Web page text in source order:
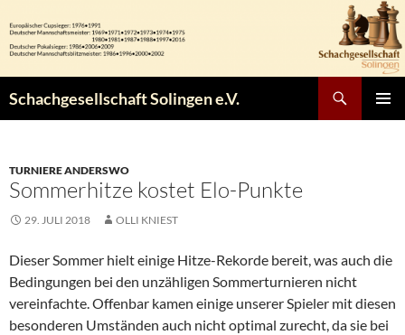
Inhalt
springen
Schachgesellschaft Solingen e.V.
TURNIERE ANDERSWO
Sommerhitze kostet Elo-Punkte
29. JULI 2018 OLLI KNIEST
Dieser Sommer hielt einige Hitze-Rekorde bereit, was auch die
Bedingungen bei den unzähligen Sommerturnieren nicht
vereinfachte. Offenbar kamen einige unserer Spieler mit diesen
besonderen Umständen auch nicht optimal zurecht, da sie bei